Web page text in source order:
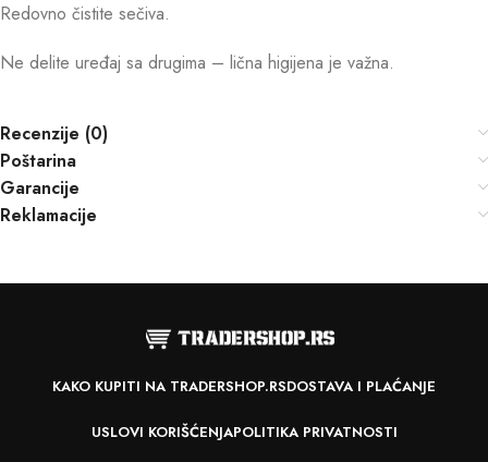
Redovno čistite sečiva.
Ne delite uređaj sa drugima – lična higijena je važna.
Recenzije (0)
Poštarina
Garancije
Reklamacije
KAKO KUPITI NA TRADERSHOP.RSDOSTAVA I PLAĆANJE
USLOVI KORIŠĆENJAPOLITIKA PRIVATNOSTI